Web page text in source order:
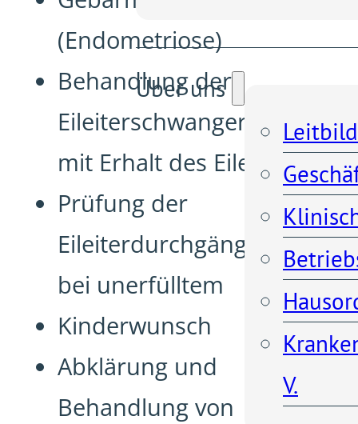
Über uns
Leitbild
V.
(Endometriose)
Behandlung der
Eileiterschwangerschaft
mit Erhalt des Eileiters
Prüfung der
Eileiterdurchgängigkeit
bei unerfülltem
Kinderwunsch
Abklärung und
Behandlung von